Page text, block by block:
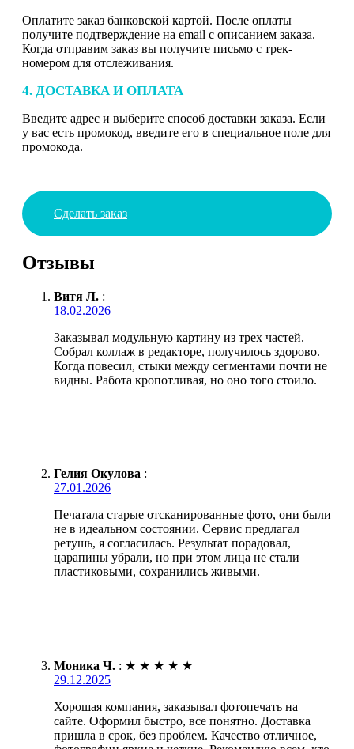
Оплатите заказ банковской картой. После оплаты
получите подтверждение на email с описанием заказа.
Когда отправим заказ вы получите письмо с трек-
номером для отслеживания.
4. ДОСТАВКА И ОПЛАТА
Введите адрес и выберите способ доставки заказа. Если
у вас есть промокод, введите его в специальное поле для
промокода.
Сделать заказ
Отзывы
Витя Л. :
18.02.2026
Заказывал модульную картину из трех частей.
Собрал коллаж в редакторе, получилось здорово.
Когда повесил, стыки между сегментами почти не
видны. Работа кропотливая, но оно того стоило.
Гелия Окулова :
27.01.2026
Печатала старые отсканированные фото, они были
не в идеальном состоянии. Сервис предлагал
ретушь, я согласилась. Результат порадовал,
царапины убрали, но при этом лица не стали
пластиковыми, сохранились живыми.
Моника Ч. : ★ ★ ★ ★ ★
29.12.2025
Хорошая компания, заказывал фотопечать на
сайте. Оформил быстро, все понятно. Доставка
пришла в срок, без проблем. Качество отличное,